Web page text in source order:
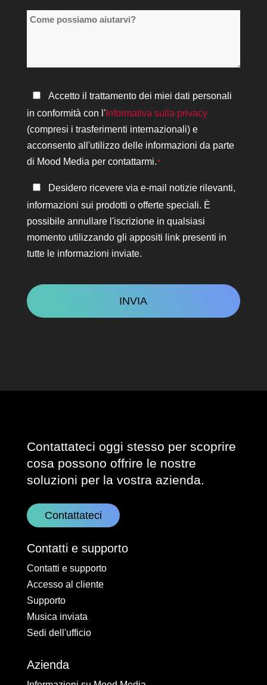
sedi
Come
Informativa
sulla
privacy
*
Accetto il trattamento dei miei dati personali
in conformità con l'Informativa sulla privacy
(compresi i trasferimenti internazionali) e
acconsento all'utilizzo delle informazioni da parte
di Mood Media per contattarmi.*
Rimanere
in
contatto
Desidero ricevere via e-mail notizie rilevanti,
informazioni sui prodotti o offerte speciali. È
possibile annullare l'iscrizione in qualsiasi
momento utilizzando gli appositi link presenti in
tutte le informazioni inviate.
Contattateci oggi stesso per scoprire
cosa possono offrire le nostre
soluzioni per la vostra azienda.
Contattateci
Contatti e supporto
Contatti e supporto
Accesso al cliente
Supporto
Musica inviata
Sedi dell'ufficio
Azienda